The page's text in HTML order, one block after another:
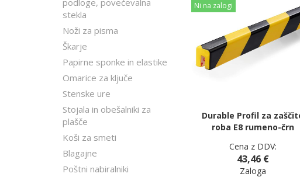
podloge, povečevalna
stekla
Noži za pisma
Škarje
Papirne sponke in elastike
Omarice za ključe
Stenske ure
Stojala in obešalniki za
plašče
Koši za smeti
Blagajne
Poštni nabiralniki
Ni na zalogi
Durable Profil za
roba E8 rumeno-črn
Cena z DDV:
43,46 €
Zaloga